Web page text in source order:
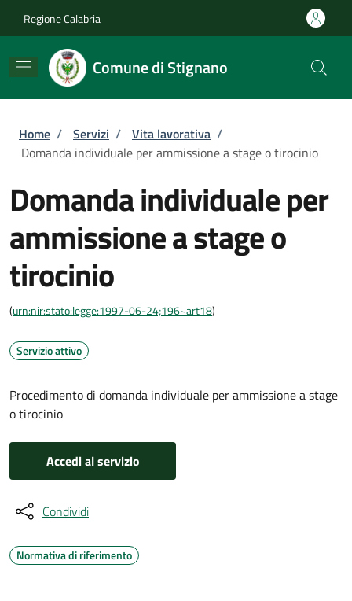
Regione Calabria
Comune di Stignano
Briciole di pane
Home / Servizi / Vita lavorativa /
Domanda individuale per ammissione a stage o tirocinio
Domanda individuale per
ammissione a stage o
tirocinio
(urn:nir:stato:legge:1997-06-24;196~art18)
Servizio attivo
Procedimento di domanda individuale per ammissione a stage
o tirocinio
Accedi al servizio
Condividi
Normativa di riferimento